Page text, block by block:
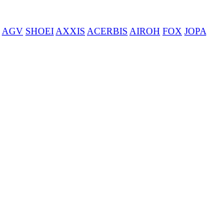
AGV SHOEI AXXIS ACERBIS AIROH FOX JOPA